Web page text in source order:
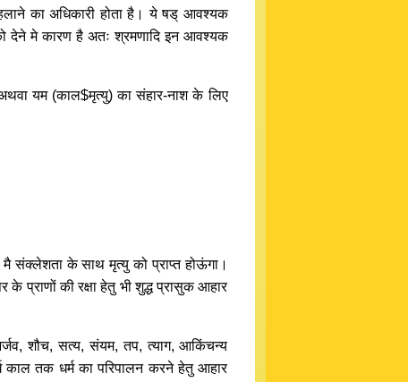
का अधिकारी होता है। ये षड् आवश्यक
देने मे कारण है अतः श्रमणादि इन आवश्यक
यम (काल$मृत्यु) का संहार-नाश के लिए
मै संक्लेशता के साथ मृत्यु को प्राप्त होऊंगा।
प्राणों की रक्षा हेतु भी शुद्ध प्रासुक आहार
आर्जव, शौच, सत्य, संयम, तप, त्याग, आकिंचन्य
काल तक धर्म का परिपालन करने हेतु आहार